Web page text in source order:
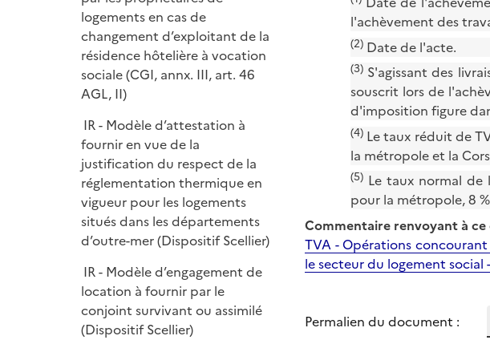
logements en cas de
changement d’exploitant de la
résidence hôtelière à vocation
sociale (CGI, annx. III, art. 46
AGL, II)
IR - Modèle d’attestation à
fournir en vue de la
justification du respect de la
réglementation thermique en
vigueur pour les logements
situés dans les départements
d’outre-mer (Dispositif Scellier)
IR - Modèle d’engagement de
location à fournir par le
conjoint survivant ou assimilé
(Dispositif Scellier)
l'achèvement des
(2)Date de l'acte.
(3)S'agissant des
souscrit lors de
d'imposition figure
(4)Le taux réduit de
la métropole et la
(5)Le taux normal de
pour la métropole, 8
Commentaire renvoyant à
TVA - Opérations
le secteur du logement
Permalien du document :